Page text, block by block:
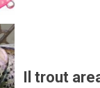
Il trout